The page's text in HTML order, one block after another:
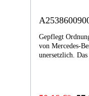
Gepflegt
von Mercedes-
unersetzlich.